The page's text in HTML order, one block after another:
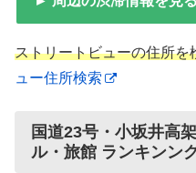
ストリートビューの住所を
ュー住所検索
国道23号・小坂井高
ル・旅館 ランキンン